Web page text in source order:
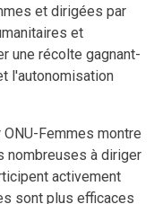
et dirigées par
et
une récolte gagnant-
l'autonomisation
Femmes montre
nombreuses à diriger
activement
sont plus efficaces